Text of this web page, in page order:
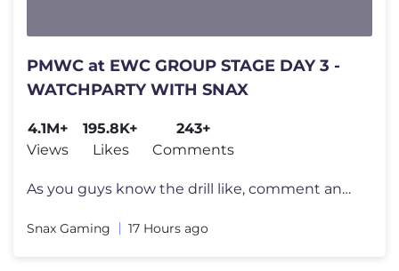
PMWC at EWC GROUP STAGE DAY 3 -
WATCHPARTY WITH SNAX
4.1M+
Views
195.8K+
Likes
243+
Comments
As you guys know the drill like, comment and subscribe. Instagram - h
Snax Gaming 17 Hours ago